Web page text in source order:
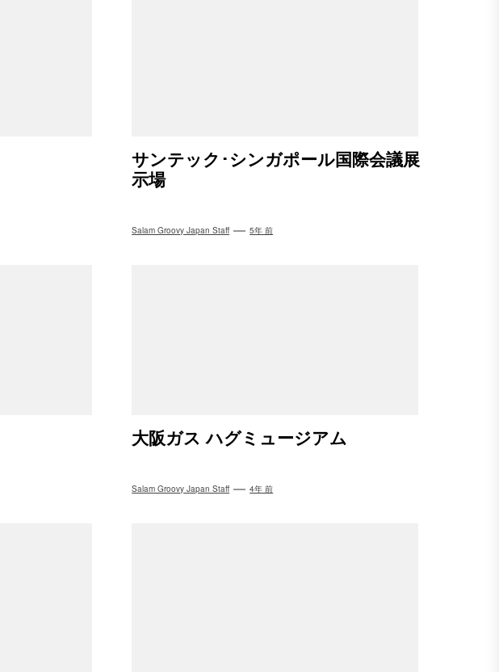
サンテック･シンガポール国際会議展
示場
Salam Groovy Japan Staff 5年 前
大阪ガス ハグミュージアム
Salam Groovy Japan Staff 4年 前